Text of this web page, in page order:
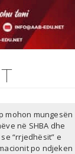
mohon mungesën
në SHBA dhe
“rrjedhësit” e
po ndjeken